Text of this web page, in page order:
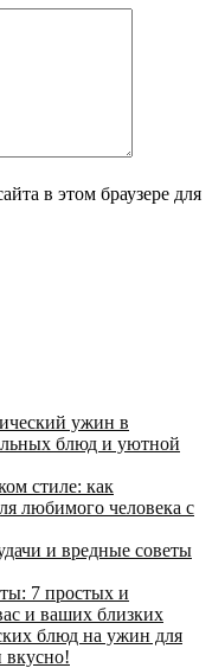
в этом браузере для
ужин в
блюд и уютной
стиле: как
любимого человека с
и вредные советы
7 простых и
и ваших близких
блюд на ужин для
вкусно!